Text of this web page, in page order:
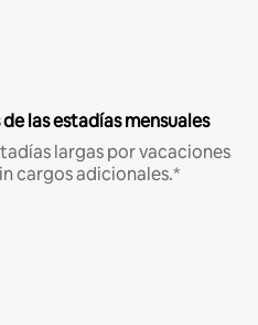
las estadías mensuales
largas por vacaciones
cargos adicionales.*